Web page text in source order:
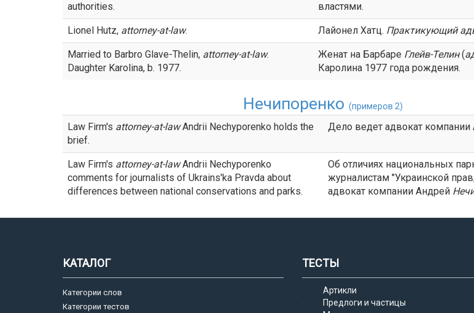
authorities.
властями.
Lionel Hutz, attorney-at-law. Лайонел Хатц. Практикующий
Married to Barbro Glave-Thelin, attorney-at-law.
Daughter Karolina, b. 1977.
Женат на Барбаре Глейв-Телин(
Каролина 1977 года рождения.
Нечипоренко (примеров 2)
Law Firm's attorney-at-lawAndrii Nechyporenko holds the
brief.
Дело ведет адвокат компании
Law Firm's attorney-at-lawAndrii Nechyporenko
comments for journalists of Ukrains'ka Pravda about
differences between national conservations and parks.
Об отличиях национальных
журналистам "Украинской
адвокат компании Андрей
КАТАЛОГ
Категории слов
Категории тестов
ТЕСТЫ
Артикли
Предлоги и частицы